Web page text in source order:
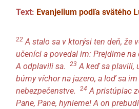
Text: Evanjelium podľa svätého
22 A stalo sa v ktorýsi ten deň, že
učeníci a povedal im: Prejdime na
A odplavili sa.
23 A keď sa plavili,
búrny víchorna jazero, a loďsa im
nebezpečenstve.
24 A pristúpiac
Pane, Pane, hynieme! A on